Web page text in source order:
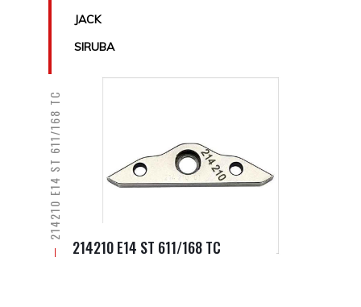
JACK
SIRUBA
214210 E14 ST 611/168 TC
214210 E14 ST 611/168 TC